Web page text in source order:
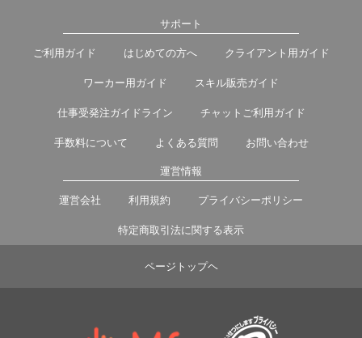
サポート
ご利用ガイド はじめての方へ クライアント用ガイド
ワーカー用ガイド スキル販売ガイド
仕事受発注ガイドライン チャットご利用ガイド
手数料について よくある質問 お問い合わせ
運営情報
運営会社 利用規約 プライバシーポリシー
特定商取引法に関する表示
ページトップヘ